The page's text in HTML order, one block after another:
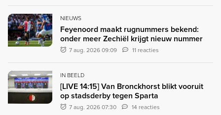
NIEUWS
Feyenoord maakt rugnummers bekend:
onder meer Zechiël krijgt nieuw nummer
7 aug. 2026 09:09 11 reacties
IN BEELD
[LIVE 14:15] Van Bronckhorst blikt vooruit
op stadsderby tegen Sparta
7 aug. 2026 07:30 14 reacties